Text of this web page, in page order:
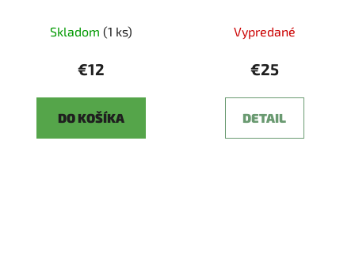
Skladom (1 ks)
€12
DO KOŠÍKA
Vypredané
€25
DETAIL